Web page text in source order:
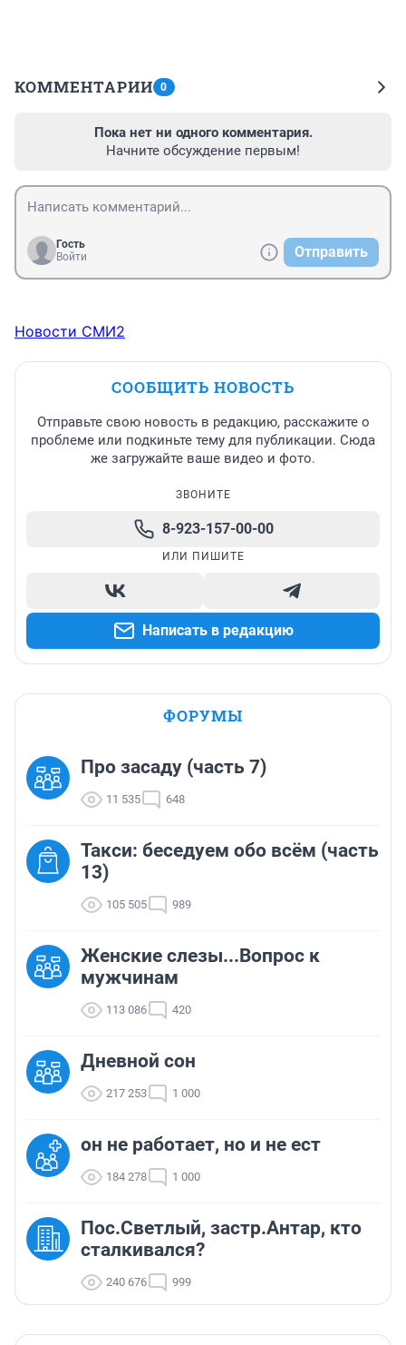
КОММЕНТАРИИ 0
Пока нет ни одного комментария.
Начните обсуждение первым!
Гость
Войти
Отправить
Новости СМИ2
СООБЩИТЬ НОВОСТЬ
Отправьте свою новость в редакцию, расскажите о
проблеме или подкиньте тему для публикации. Сюда
же загружайте ваше видео и фото.
ЗВОНИТЕ
8-923-157-00-00
ИЛИ ПИШИТЕ
Написать в редакцию
ФОРУМЫ
Про засаду (часть 7)
11 535 648
Такси: беседуем обо всём (часть
13)
105 505 989
Женские слезы...Вопрос к
мужчинам
113 086 420
Дневной сон
217 253 1 000
он не работает, но и не ест
184 278 1 000
Пос.Светлый, застр.Антар, кто
сталкивался?
240 676 999